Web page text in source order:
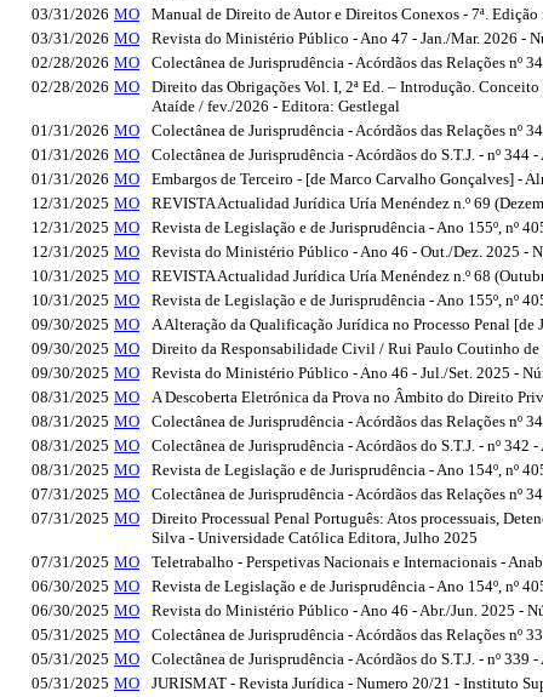
03/31/2026 MO
Manual de Direito de Autor e Direitos Conexos - 7ª.
03/31/2026 MO
Revista do Ministério Público - Ano 47 - Jan./Mar. 2026 -
02/28/2026 MO
Colectânea de Jurisprudência - Acórdãos das Relações nº
02/28/2026 MO
Direito das Obrigações Vol. I, 2ª Ed. – Introdução.
Ataíde / fev./2026 - Editora: Gestlegal
01/31/2026 MO
Colectânea de Jurisprudência - Acórdãos das Relações nº
01/31/2026 MO
Colectânea de Jurisprudência - Acórdãos do S.T.J. - nº
01/31/2026 MO
Embargos de Terceiro - [de Marco Carvalho Gonçalves] -
12/31/2025 MO
REVISTA Actualidad Jurídica Uría Menéndez n.º 69
12/31/2025 MO
Revista de Legislação e de Jurisprudência - Ano 155º, nº
12/31/2025 MO
Revista do Ministério Público - Ano 46 - Out./Dez. 2025 -
10/31/2025 MO
REVISTA Actualidad Jurídica Uría Menéndez n.º 68
10/31/2025 MO
Revista de Legislação e de Jurisprudência - Ano 155º, nº
09/30/2025 MO
A Alteração da Qualificação Jurídica no Processo Penal
09/30/2025 MO
Direito da Responsabilidade Civil / Rui Paulo Coutinho de
09/30/2025 MO
Revista do Ministério Público - Ano 46 - Jul./Set. 2025 -
08/31/2025 MO
A Descoberta Eletrónica da Prova no Âmbito do Direito
08/31/2025 MO
Colectânea de Jurisprudência - Acórdãos das Relações nº
08/31/2025 MO
Colectânea de Jurisprudência - Acórdãos do S.T.J. - nº
08/31/2025 MO
Revista de Legislação e de Jurisprudência - Ano 154º, nº
07/31/2025 MO
Colectânea de Jurisprudência - Acórdãos das Relações nº
07/31/2025 MO
Direito Processual Penal Português: Atos processuais,
Silva - Universidade Católica Editora, Julho 2025
07/31/2025 MO
Teletrabalho - Perspetivas Nacionais e Internacionais -
06/30/2025 MO
Revista de Legislação e de Jurisprudência - Ano 154º, nº
06/30/2025 MO
Revista do Ministério Público - Ano 46 - Abr./Jun. 2025 -
05/31/2025 MO
Colectânea de Jurisprudência - Acórdãos das Relações
05/31/2025 MO
Colectânea de Jurisprudência - Acórdãos do S.T.J. - nº
05/31/2025 MO
JURISMAT - Revista Jurídica - Numero 20/21 - Instituto